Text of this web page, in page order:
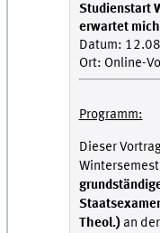
Studienstart
erwartet
Datum:
Ort: Online-
Programm:
Dieser
Theol.)an